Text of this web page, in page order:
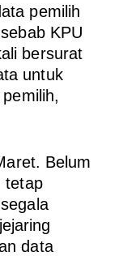
pemilih
KPU
bersurat
untuk
Belum
tetap
data